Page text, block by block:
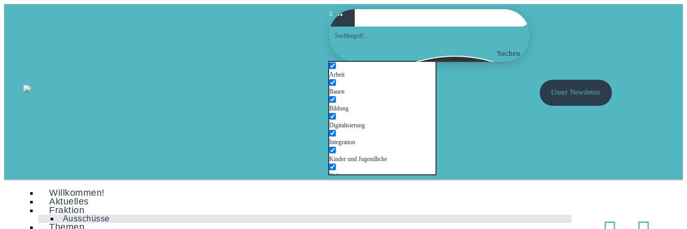
Suchen
Arbeit
Bauen
Bildung
Digitalisierung
Integration
Kinder und Jugendliche
Kultur
Unser Newsletter
Willkommen!
Aktuelles
Fraktion
Ausschüsse
Themen